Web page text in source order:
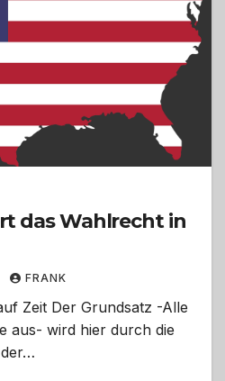
das Wahlrecht in
FRANK
Zeit Der Grundsatz -Alle
aus- wird hier durch die